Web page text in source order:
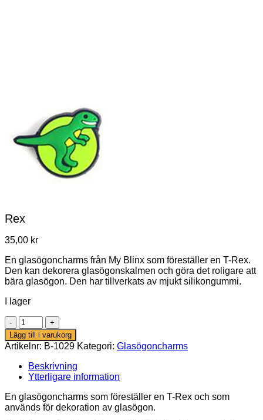
Rex
35,00 kr
En glasögoncharms från My Blinx som föreställer en T-Rex.
Den kan dekorera glasögonskalmen och göra det roligare att
bära glasögon. Den har tillverkats av mjukt silikongummi.
I lager
Rex
mängd
Lägg till i varukorg
Artikelnr: B-1029 Kategori: Glasögoncharms
Beskrivning
Ytterligare information
En glasögoncharms som föreställer en T-Rex och som
används för dekoration av glasögon.